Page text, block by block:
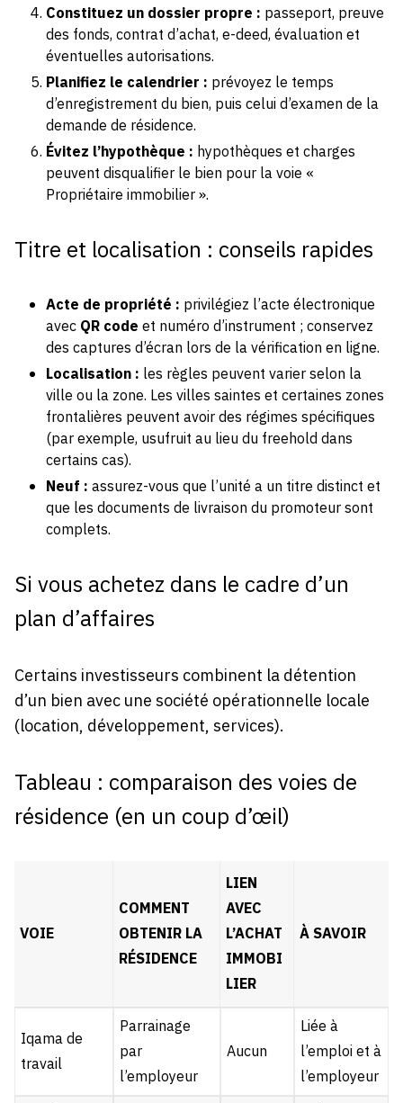
Constituez un dossier propre : passeport, preuve
des fonds, contrat d’achat, e-deed, évaluation et
éventuelles autorisations.
Planifiez le calendrier : prévoyez le temps
d’enregistrement du bien, puis celui d’examen de la
demande de résidence.
Évitez l’hypothèque : hypothèques et charges
peuvent disqualifier le bien pour la voie «
Propriétaire immobilier ».
Titre et localisation : conseils rapides
Acte de propriété : privilégiez l’acte électronique
avec QR code et numéro d’instrument ; conservez
des captures d’écran lors de la vérification en ligne.
Localisation : les règles peuvent varier selon la
ville ou la zone. Les villes saintes et certaines zones
frontalières peuvent avoir des régimes spécifiques
(par exemple, usufruit au lieu du freehold dans
certains cas).
Neuf : assurez-vous que l’unité a un titre distinct et
que les documents de livraison du promoteur sont
complets.
Si vous achetez dans le cadre d’un
plan d’affaires
Certains investisseurs combinent la détention
d’un bien avec une société opérationnelle locale
(location, développement, services).
Tableau : comparaison des voies de
résidence (en un coup d’œil)
VOIE
COMMENT
OBTENIR LA
RÉSIDENCE
LIEN
AVEC
L’ACHAT
IMMOBI
LIER
À SAVOIR
Iqama de
travail
Parrainage
par
l’employeur
Aucun
Liée à
l’emploi et à
l’employeur